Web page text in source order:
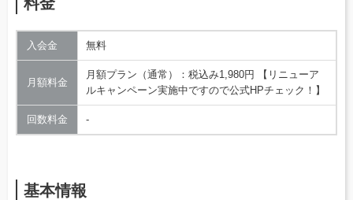
入会金 無料
月額料金
月額プラン（通常）：税込み1,980円 【リニューア
ルキャンペーン実施中ですので公式HPチェック！】
回数料金 ‐
基本情報